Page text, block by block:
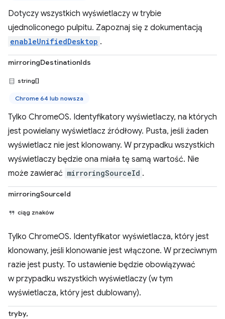
Dotyczy wszystkich wyświetlaczy w trybie
ujednoliconego pulpitu. Zapoznaj się z dokumentacją
enableUnifiedDesktop .
mirroringDestinationIds
string[]
Chrome 64 lub nowsza
Tylko ChromeOS. Identyfikatory wyświetlaczy, na których
jest powielany wyświetlacz źródłowy. Pusta, jeśli żaden
wyświetlacz nie jest klonowany. W przypadku wszystkich
wyświetlaczy będzie ona miała tę samą wartość. Nie
może zawierać mirroringSourceId .
mirroringSourceId
ciąg znaków
Tylko ChromeOS. Identyfikator wyświetlacza, który jest
klonowany, jeśli klonowanie jest włączone. W przeciwnym
razie jest pusty. To ustawienie będzie obowiązywać
w przypadku wszystkich wyświetlaczy (w tym
wyświetlacza, który jest dublowany).
tryby,